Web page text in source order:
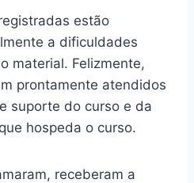
estão
a dificuldades
material. Felizmente,
prontamente atendidos
suporte do curso e da
hospeda o curso.
receberam a